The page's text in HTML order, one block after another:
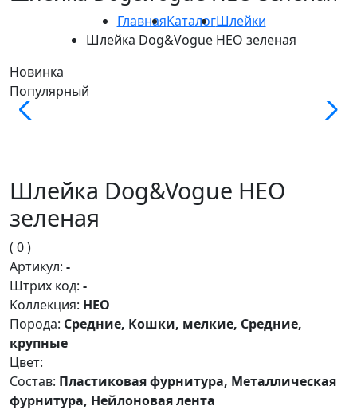
ГлавнаяКаталогШлейки
Шлейка Dog&Vogue НЕО зеленая
Новинка
Популярный
Шлейка Dog&Vogue НЕО
зеленая
( 0 )
Артикул: -
Штрих код: -
Коллекция: НЕО
Порода: Средние, Кошки, мелкие, Средние,
крупные
Цвет:
Состав: Пластиковая фурнитура, Металлическая
фурнитура, Нейлоновая лента